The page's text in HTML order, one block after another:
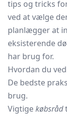
tips og tricks
ved at vælge
planlægger at
eksisterende
har brug for.
Hvordan du
De bedste
brug.
Vigtigekøbsråd